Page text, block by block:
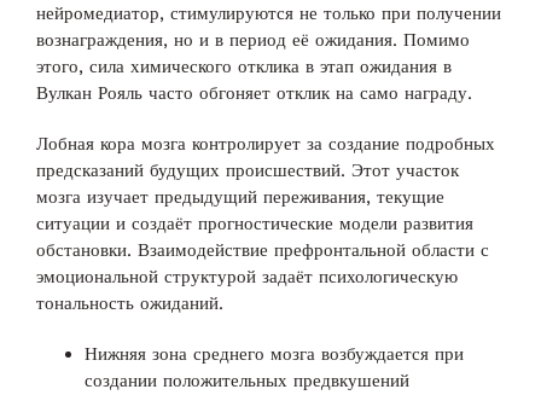
нейромедиатор, стимулируются не только при получении
вознаграждения, но и в период её ожидания. Помимо
этого, сила химического отклика в этап ожидания в
Вулкан Рояль часто обгоняет отклик на само награду.
Лобная кора мозга контролирует за создание подробных
предсказаний будущих происшествий. Этот участок
мозга изучает предыдущий переживания, текущие
ситуации и создаёт прогностические модели развития
обстановки. Взаимодействие префронтальной области с
эмоциональной структурой задаёт психологическую
тональность ожиданий.
Нижняя зона среднего мозга возбуждается при
создании положительных предвкушений